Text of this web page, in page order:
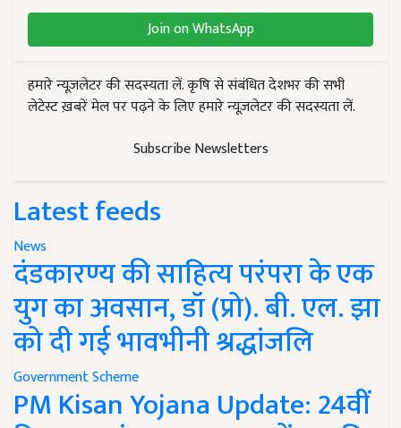
Join on WhatsApp
हमारे न्यूज़लेटर की सदस्यता लें. कृषि से संबंधित देशभर की सभी
लेटेस्ट ख़बरें मेल पर पढ़ने के लिए हमारे न्यूज़लेटर की सदस्यता लें.
Subscribe Newsletters
Latest feeds
News
दंडकारण्य की साहित्य परंपरा के एक
युग का अवसान, डॉ (प्रो). बी. एल. झा
को दी गई भावभीनी श्रद्धांजलि
Government Scheme
PM Kisan Yojana Update: 24वीं